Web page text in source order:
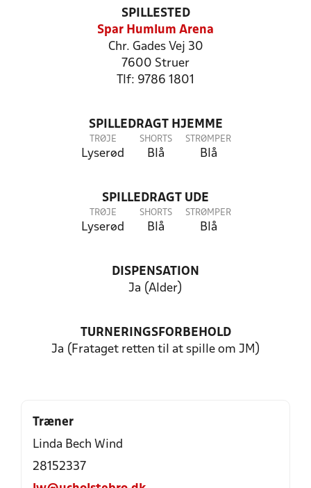
SPILLESTED
Spar Humlum Arena
Chr. Gades Vej 30
7600 Struer
Tlf: 9786 1801
SPILLEDRAGT HJEMME
TRØJE
Lyserød
SHORTS
Blå
STRØMPER
Blå
SPILLEDRAGT UDE
TRØJE
Lyserød
SHORTS
Blå
STRØMPER
Blå
DISPENSATION
Ja (Alder)
TURNERINGSFORBEHOLD
Ja (Frataget retten til at spille om JM)
Træner
Linda Bech Wind
28152337